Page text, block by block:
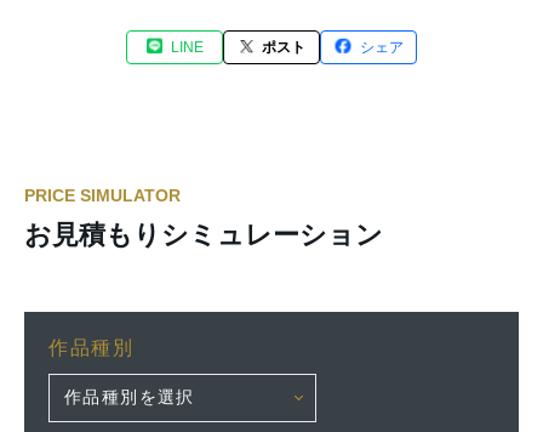
LINE ポスト シェア
PRICE SIMULATOR
お見積もりシミュレーション
作品種別